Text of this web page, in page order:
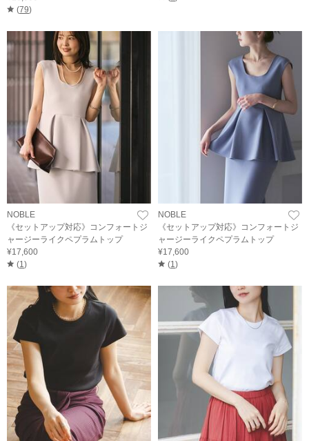
(79)
NOBLE
《セットアップ対応》コンフォートジ
ャージーライクペプラムトップ
¥17,600
(1)
NOBLE
《セットアップ対応》コンフォートジ
ャージーライクペプラムトップ
¥17,600
(1)